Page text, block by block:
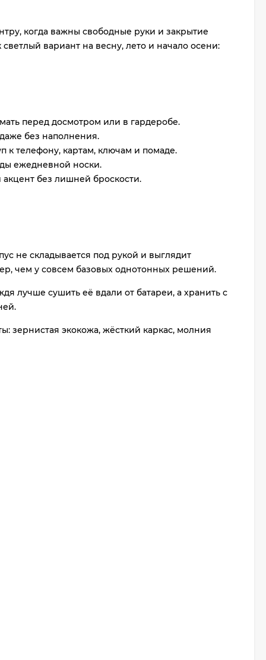
когда важны свободные руки и закрытие
вариант на весну, лето и начало осени:
перед досмотром или в гардеробе.
без наполнения.
к телефону, картам, ключам и помаде.
ежедневной носки.
акцент без лишней броскости.
не складывается под рукой и выглядит
чем у совсем базовых однотонных решений.
лучше сушить её вдали от батареи, а хранить с
зернистая экокожа, жёсткий каркас, молния